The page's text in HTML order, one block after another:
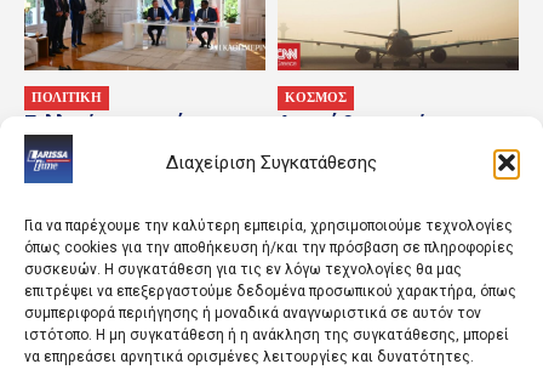
Διαχείριση Συγκατάθεσης
Για να παρέχουμε την καλύτερη εμπειρία, χρησιμοποιούμε τεχνολογίες
όπως cookies για την αποθήκευση ή/και την πρόσβαση σε πληροφορίες
συσκευών. Η συγκατάθεση για τις εν λόγω τεχνολογίες θα μας
επιτρέψει να επεξεργαστούμε δεδομένα προσωπικού χαρακτήρα, όπως
συμπεριφορά περιήγησης ή μοναδικά αναγνωριστικά σε αυτόν τον
ιστότοπο. Η μη συγκατάθεση ή η ανάκληση της συγκατάθεσης, μπορεί
να επηρεάσει αρνητικά ορισμένες λειτουργίες και δυνατότητες.
ΠΟΛΙΤΙΚΗ
Γαλλική επαναφόρτιση
για το καλώδιο
ΚΟΣΜΟΣ
Ακυρώθηκε πτήση στον
Καναδά επειδή παιδί
αρνήθηκε να δέσει τη